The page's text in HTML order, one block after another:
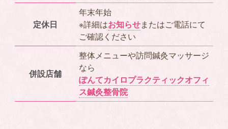
定休日
年末年始
※詳細はお知らせまたはご電話にて
ご確認ください
併設店舗
整体メニューや訪問鍼灸マッサージ
なら
ぽんてカイロプラクティックオフィ
ス鍼灸整骨院